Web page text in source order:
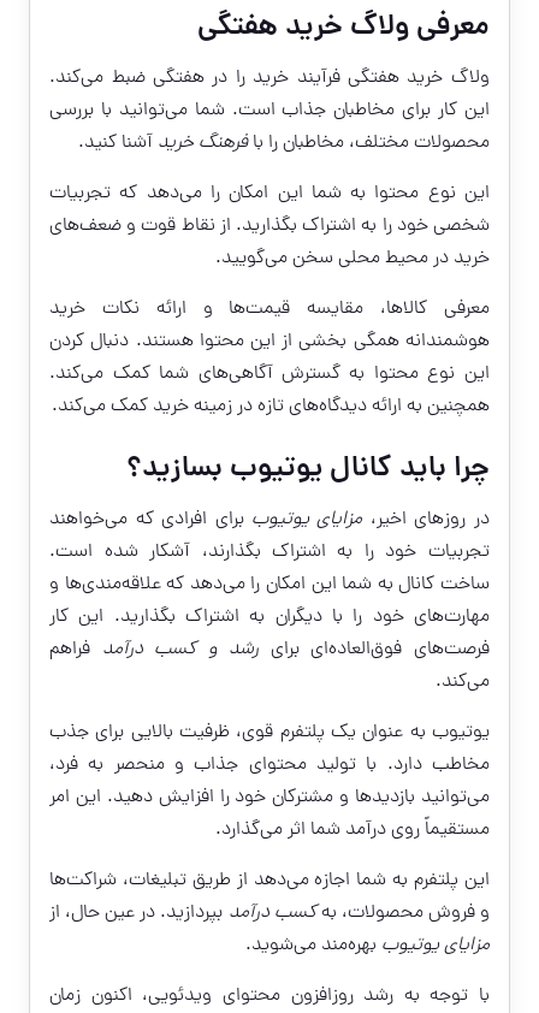
معرفی ولاگ خرید هفتگی
ولاگ خرید هفتگی فرآیند خرید را در هفتگی ضبط می‌کند.
این کار برای مخاطبان جذاب است. شما می‌توانید با بررسی
محصولات مختلف، مخاطبان را بافرهنگ خرید آشنا کنید.
این نوع محتوا به شما این امکان را می‌دهد که تجربیات
شخصی خود را به اشتراک بگذارید. از نقاط قوت و ضعف‌های
خرید در محیط محلی سخن می‌گویید.
معرفی کالاها، مقایسه قیمت‌ها و ارائه نکات خرید
هوشمندانه همگی بخشی از این محتوا هستند. دنبال کردن
این نوع محتوا به گسترش آگاهی‌های شما کمک می‌کند.
همچنین به ارائه دیدگاه‌های تازه در زمینه خرید کمک می‌کند.
چرا باید کانال یوتیوب بسازید؟
در روزهای اخیر، مزایای یوتیوب برای افرادی که می‌خواهند
تجربیات خود را به اشتراک بگذارند، آشکار شده است.
ساخت کانال به شما این امکان را می‌دهد که علاقه‌مندی‌ها و
مهارت‌های خود را با دیگران به اشتراک بگذارید. این کار
فرصت‌های فوق‌العاده‌ای برای رشد و کسب درآمد فراهم
می‌کند.
یوتیوب به عنوان یک پلتفرم قوی، ظرفیت بالایی برای جذب
مخاطب دارد. با تولید محتوای جذاب و منحصر به فرد،
می‌توانید بازدیدها و مشترکان خود را افزایش دهید. این امر
مستقیماً روی درآمد شما اثر می‌گذارد.
این پلتفرم به شما اجازه می‌دهد از طریق تبلیغات، شراکت‌ها
و فروش محصولات، بهکسب درآمد بپردازید. در عین حال، از
مزایای یوتیوب بهره‌مند می‌شوید.
با توجه به رشد روزافزون محتوای ویدئویی، اکنون زمان